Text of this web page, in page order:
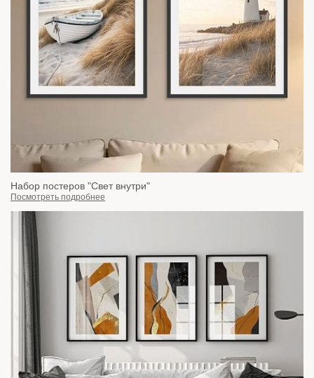
Набор постеров "Свет внутри"
Посмотреть подробнее